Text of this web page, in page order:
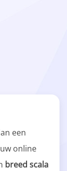
een
online
breed scala